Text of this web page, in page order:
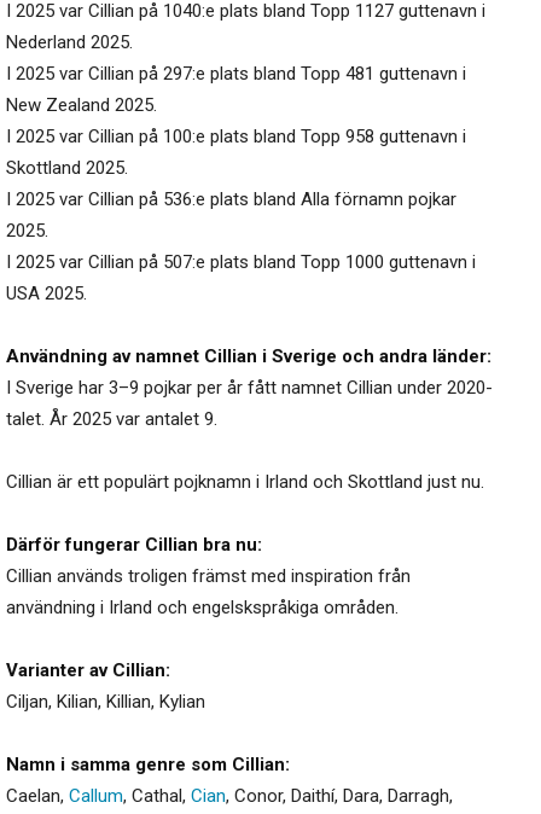
I 2025 var Cillian på 1040:e plats bland Topp 1127 guttenavn i
Nederland 2025.
I 2025 var Cillian på 297:e plats bland Topp 481 guttenavn i
New Zealand 2025.
I 2025 var Cillian på 100:e plats bland Topp 958 guttenavn i
Skottland 2025.
I 2025 var Cillian på 536:e plats bland Alla förnamn pojkar
2025.
I 2025 var Cillian på 507:e plats bland Topp 1000 guttenavn i
USA 2025.
Användning av namnet Cillian i Sverige och andra länder:
I Sverige har 3–9 pojkar per år fått namnet Cillian under 2020-
talet. År 2025 var antalet 9.
Cillian är ett populärt pojknamn i Irland och Skottland just nu.
Därför fungerar Cillian bra nu:
Cillian används troligen främst med inspiration från
användning i Irland och engelskspråkiga områden.
Varianter av Cillian:
Ciljan, Kilian, Killian, Kylian
Namn i samma genre som Cillian:
Caelan, Callum, Cathal, Cian, Conor, Daithí, Dara, Darragh,